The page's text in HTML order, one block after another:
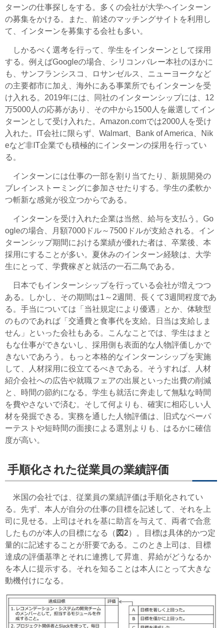
ターンの仕事探しをする。多くの会社が大学へインターン
の募集をかける。また、前述のマッチングサイトを利用し
て、インターンを募集する会社も多い。
しかるべく選考を行って、学生をインターンとして採用
する。例えばGoogleの場合、シリコンバレー本社のほかに
も、サンフランシスコ、ロサンゼルス、ニューヨークなど
の主要都市に加え、海外にある事業所でもインターンを受
け入れる。2019年には、同社のインターンシップには、12
万5000人の応募があり、その中から1500人を厳選してイン
ターンとして受け入れた。Amazon.comでは2000人を受け
入れた。IT会社に限らず、Walmart、Bank of America、Nik
eなど非IT企業でも積極的にインターンの採用を行ってい
る。
インターンには仕事の一部を割り当てたり、新規開発の
ブレインストーミングに参加させたりする。学生の柔軟か
つ斬新な感覚が役立つからである。
インターンを受け入れた企業は当然、給与を支払う。Go
ogleの場合、月額7000ドル～7500ドルが支給される。イン
ターンシップ期間における業績が優れた者は、卒業後、本
採用にすることが多い。夏休みのインターン経験は、大学
生にとって、学費稼ぎと就活の一石二鳥である。
日本でもインターンシップを行っている会社が増えつつ
ある。しかし、その期間は1～2週間、長くて3週間程度であ
る。手当については「当社規定により優遇」とか、体験型
のものであれば「交通費と食事代を支給。日当は支給しま
せん」といった会社もある。こんなことでは、学生はまと
もな仕事ができないし、採用側も表面的な人物評価しかで
きないであろう。もっと本格的なインターンシップを実施
して、人材採用に役立てるべきである。そうすれば、人材
紹介会社への広告や就職フェアの出展といった出費の削減
と、時間の節約になる。学生も就活に奔走して無駄な時間
を費やさないで済む。そして何よりも、確実に相応しい人
材を発掘できる。実務を通した人物評価は、旧式なペーパ
ーテストや短時間の面接による選別よりも、はるかに確信
度が高い。
手順化された従業員の業績評価
米国の会社では、従業員の業績評価は手順化されてい
る。先ず、本人が自分の仕事の目標を記述して、それを上
司に見せる。上司はそれを基に助言を与えて、両者で合意
したものが本人の目標になる（ 図2）。目標は具体的かつ定
量的に記述することが肝要である。このとき上司は、目標
達成の評価基準とそれに連携して昇進、昇給がどうなるか
を本人に提示する。それを知ることは本人にとって大きな
動機付けになる。